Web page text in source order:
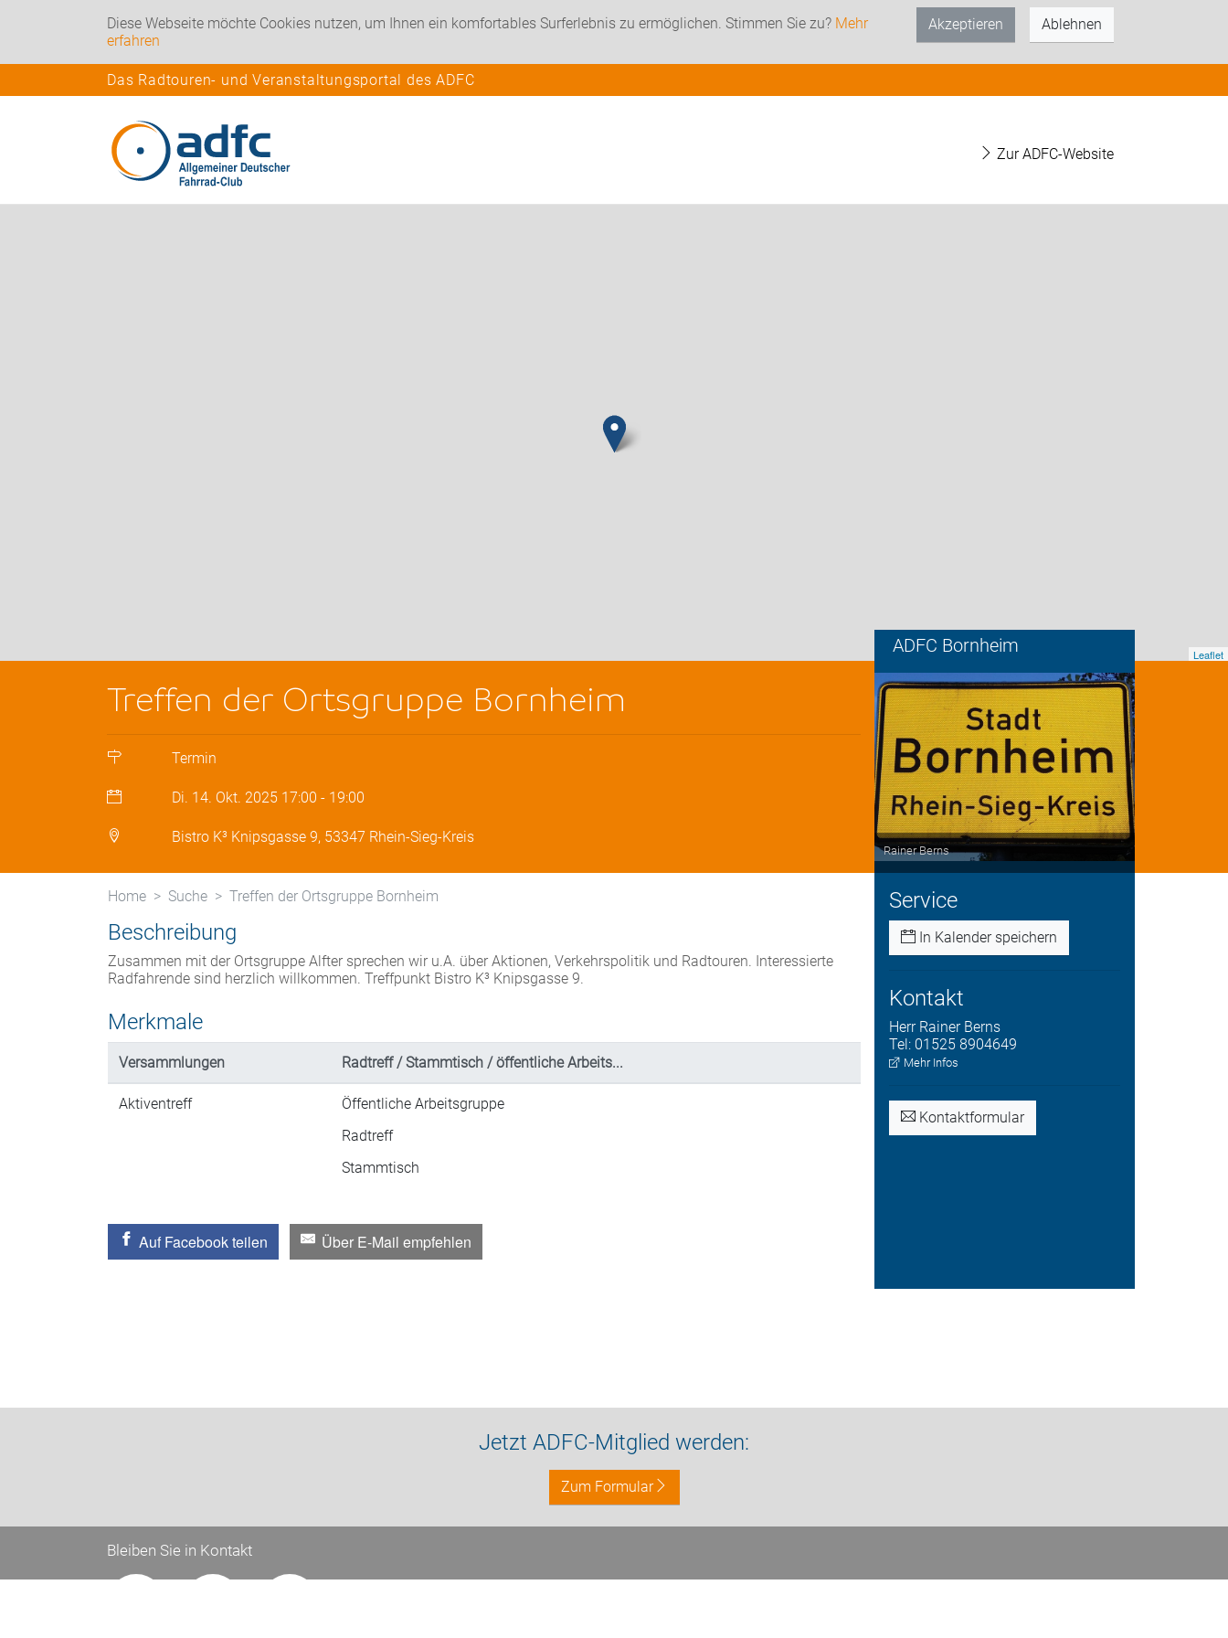
Diese Webseite möchte Cookies nutzen, um Ihnen ein komfortables Surferlebnis zu ermöglichen. Stimmen Sie zu? Mehr
erfahren
Akzeptieren Ablehnen
Das Radtouren- und Veranstaltungsportal des ADFC
Zur ADFC-Website
Leaflet
ADFC Bornheim
Treffen der Ortsgruppe Bornheim
Termin
Di. 14. Okt. 2025 17:00 - 19:00
Bistro K³ Knipsgasse 9, 53347 Rhein-Sieg-Kreis
Rainer Berns
Service
In Kalender speichern
Kontakt
Herr Rainer Berns
Tel: 01525 8904649
Mehr Infos
Kontaktformular
Home Suche Treffen der Ortsgruppe Bornheim
Beschreibung
Zusammen mit der Ortsgruppe Alfter sprechen wir u.A. über Aktionen, Verkehrspolitik und Radtouren. Interessierte
Radfahrende sind herzlich willkommen. Treffpunkt Bistro K³ Knipsgasse 9.
Merkmale
Versammlungen Radtreff / Stammtisch / öffentliche Arbeits...
Aktiventreff
Öffentliche Arbeitsgruppe
Radtreff
Stammtisch
Auf Facebook teilen Über E-Mail empfehlen
Jetzt ADFC-Mitglied werden:
Zum Formular
Bleiben Sie in Kontakt